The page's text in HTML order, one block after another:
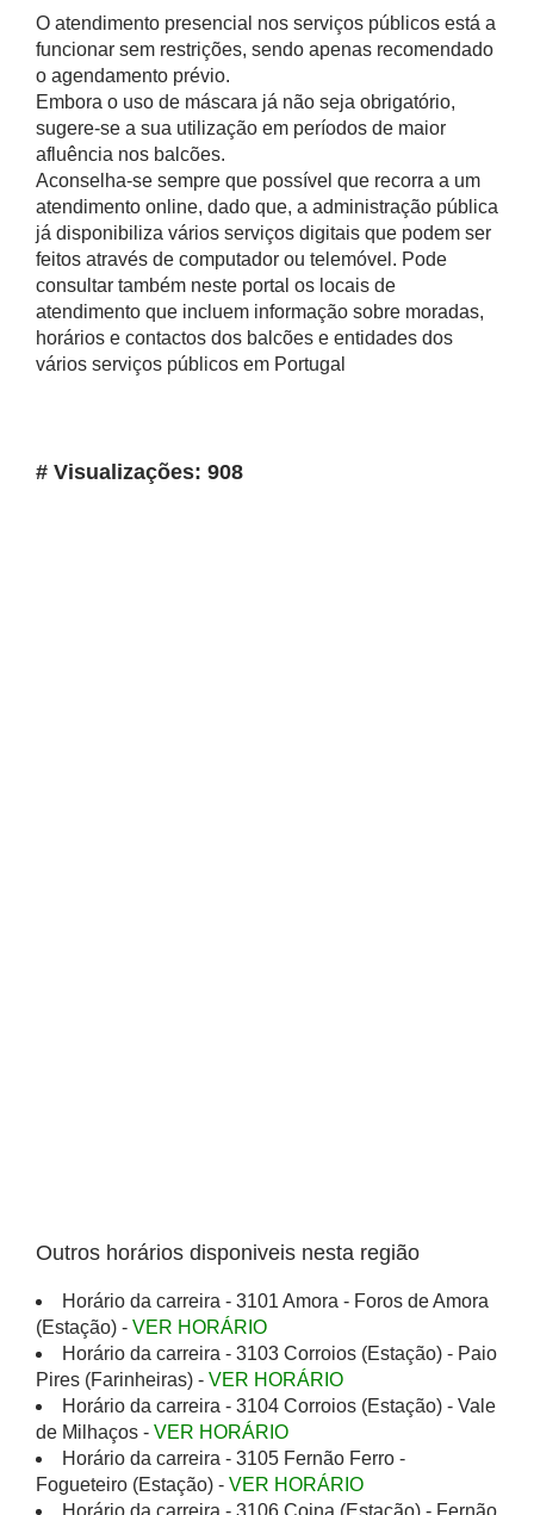
O atendimento presencial nos serviços públicos está a
funcionar sem restrições, sendo apenas recomendado
o agendamento prévio.
Embora o uso de máscara já não seja obrigatório,
sugere-se a sua utilização em períodos de maior
afluência nos balcões.
Aconselha-se sempre que possível que recorra a um
atendimento online, dado que, a administração pública
já disponibiliza vários serviços digitais que podem ser
feitos através de computador ou telemóvel. Pode
consultar também neste portal os locais de
atendimento que incluem informação sobre moradas,
horários e contactos dos balcões e entidades dos
vários serviços públicos em Portugal
# Visualizações: 908
Outros horários disponiveis nesta região
Horário da carreira - 3101 Amora - Foros de Amora
(Estação) - VER HORÁRIO
Horário da carreira - 3103 Corroios (Estação) - Paio
Pires (Farinheiras) - VER HORÁRIO
Horário da carreira - 3104 Corroios (Estação) - Vale
de Milhaços - VER HORÁRIO
Horário da carreira - 3105 Fernão Ferro -
Fogueteiro (Estação) - VER HORÁRIO
Horário da carreira - 3106 Coina (Estação) - Fernão